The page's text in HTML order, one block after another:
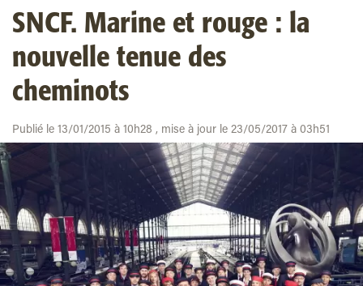
SNCF. Marine et rouge : la
nouvelle tenue des
cheminots
Publié le 13/01/2015 à 10h28 , mise à jour le 23/05/2017 à 03h51